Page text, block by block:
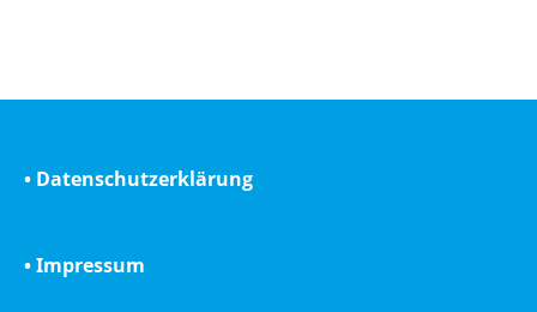
• Datenschutzerklärung
• Impressum